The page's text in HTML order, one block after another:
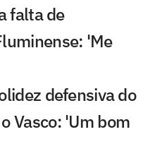
falta de
'Me
defensiva do
Vasco: 'Um bom